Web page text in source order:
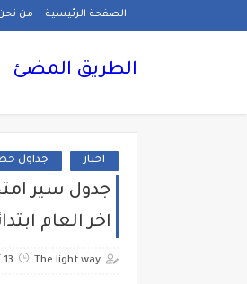
الصفحة الرئيسية من
الطريق المضئ
اخبار جداول
جدول سير
اخر العام
The light way 13 أبريل 2016